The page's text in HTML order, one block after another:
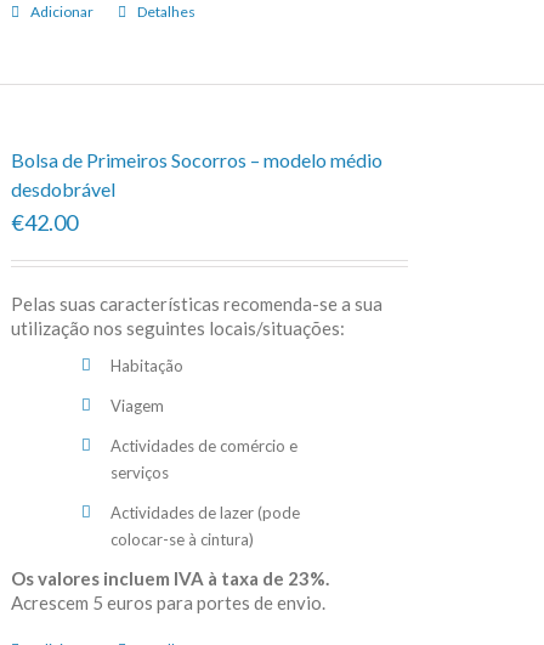
Adicionar Detalhes
Bolsa de Primeiros Socorros – modelo médio
desdobrável
€42.00
Pelas suas características recomenda-se a sua
utilização nos seguintes locais/situações:
Habitação
Viagem
Actividades de comércio e
serviços
Actividades de lazer (pode
colocar-se à cintura)
Os valores incluem IVA à taxa de 23%.
Acrescem 5 euros para portes de envio.